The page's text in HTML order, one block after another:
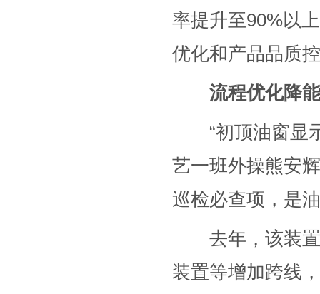
率提升至90%以
优化和产品品质
流程优化降
“初顶油窗显示
艺一班外操熊安
巡检必查项，是
去年，该装置
装置等增加跨线